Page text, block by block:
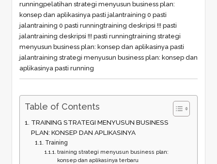
runningpelatihan strategi menyusun business plan:
konsep dan aplikasinya pasti jalantraining 0 pasti
jalantraining 0 pasti runningtraining deskripsi !!! pasti
jalantraining deskripsi !!! pasti runningtraining strategi
menyusun business plan: konsep dan aplikasinya pasti
jalantraining strategi menyusun business plan: konsep dan
aplikasinya pasti running
Table of Contents
TRAINING STRATEGI MENYUSUN BUSINESS
PLAN: KONSEP DAN APLIKASINYA
Training
training strategi menyusun business plan:
konsep dan aplikasinya terbaru